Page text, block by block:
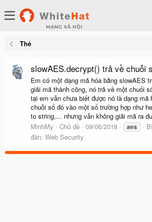
Thẻ
slowAES.decrypt() trả về chuỗi
Em có một dạng mã hóa bằng slowAES
giải mã thành công, nó trả về một chuối
tại em vẫn chưa biết được nó là dạng
chuỗi số đó vào một số trường hợp như
to string,... nhưng vẫn không giải mã ra
MinhMy
Chủ đề 09/06/2018 aes
đàn: Web Security